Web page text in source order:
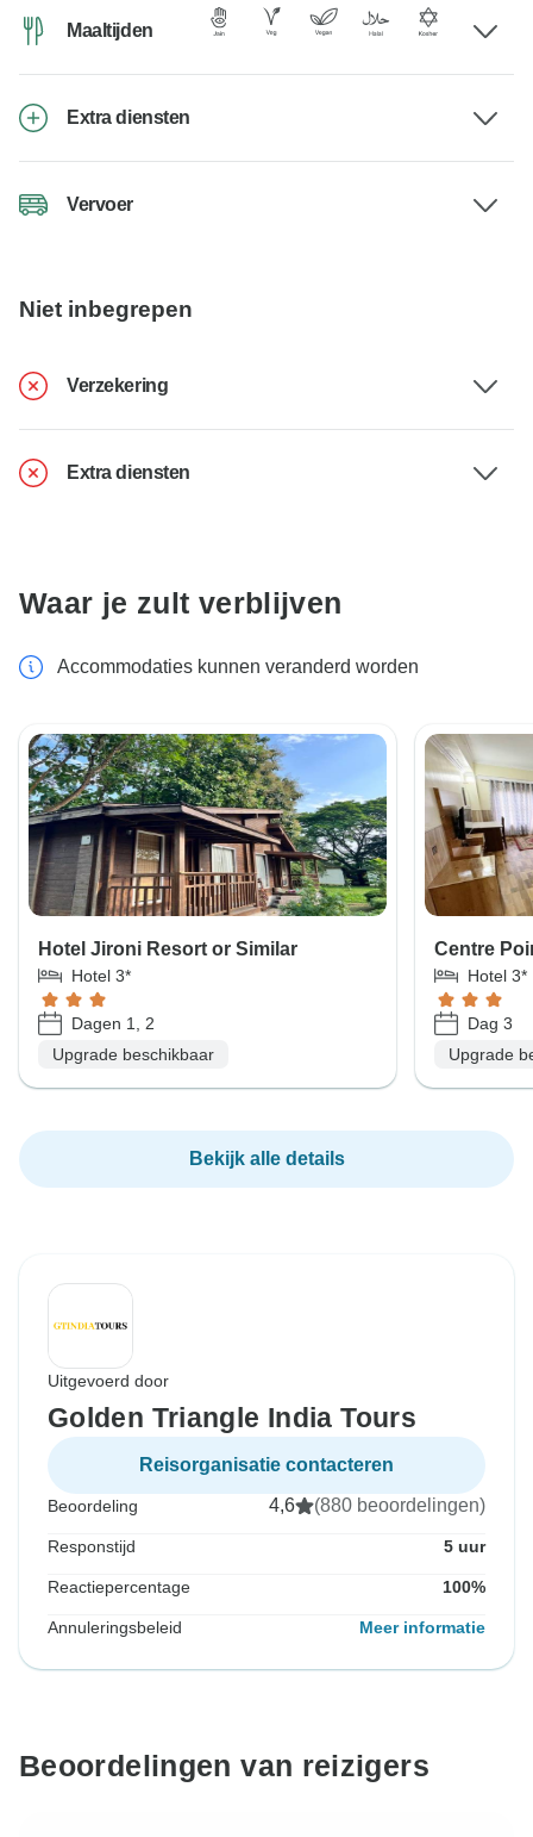
Maaltijden
Extra diensten
Vervoer
Niet inbegrepen
Verzekering
Extra diensten
Waar je zult verblijven
Accommodaties kunnen veranderd worden
Hotel Jironi Resort or Similar
Hotel 3*
Dagen 1, 2
Upgrade beschikbaar
Centre
Hotel 3*
Dag 3
Upgrade
Bekijk alle details
Uitgevoerd door
Golden Triangle India Tours
Reisorganisatie contacteren
Beoordeling 4,6 (880 beoordelingen)
Responstijd 5 uur
Reactiepercentage 100%
Annuleringsbeleid Meer informatie
Beoordelingen van reizigers